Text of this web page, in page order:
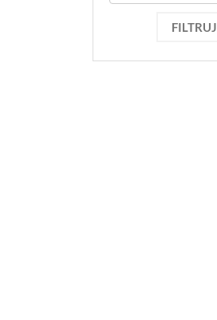
FILTRUJ